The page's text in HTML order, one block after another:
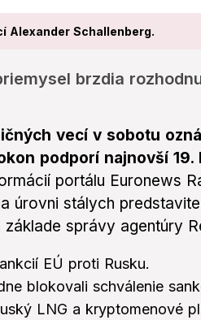
Alexander Schallenberg.
brzdia
vecí v sobotu
podporí najnovší
portálu Euronews
úrovni stálych
správy agentúry
EÚ proti Rusku.
blokovali schválenie
LNG a kryptomenové